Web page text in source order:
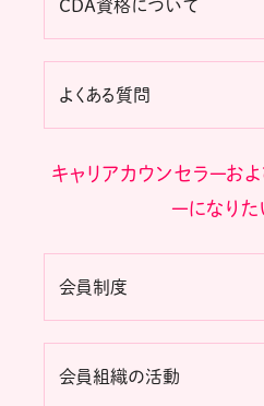
CDA資格について
よくある質問
キャリアカウンセラーお
ーになり
会員制度
会員組織の活動